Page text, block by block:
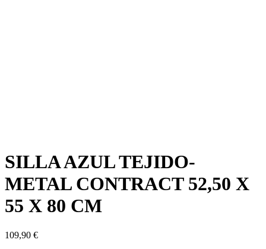
SILLA AZUL TEJIDO-
METAL CONTRACT 52,50 X
55 X 80 CM
109,90 €